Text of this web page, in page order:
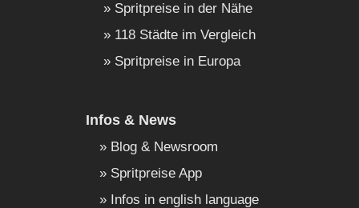
Spritpreise in der Nähe
118 Städte im Vergleich
Spritpreise in Europa
Infos & News
Blog & Newsroom
Spritpreise App
Infos in english language